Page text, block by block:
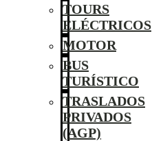
TOURS
ELÉCTRICOS
MOTOR
BUS
TURÍSTICO
TRASLADOS
PRIVADOS
(AGP)